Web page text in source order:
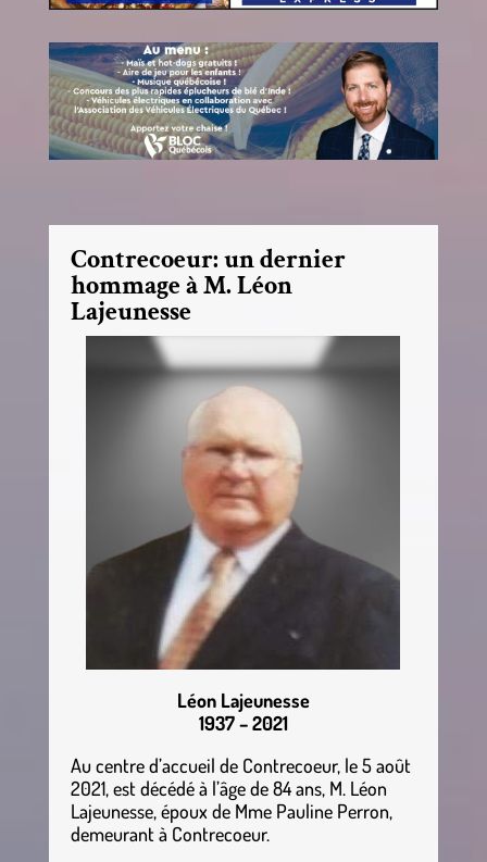
Contrecoeur: un dernier
hommage à M. Léon
Lajeunesse
Léon Lajeunesse
1937 – 2021
Au centre d’accueil de Contrecoeur, le 5 août
2021, est décédé à l’âge de 84 ans, M. Léon
Lajeunesse, époux de Mme Pauline Perron,
demeurant à Contrecoeur.